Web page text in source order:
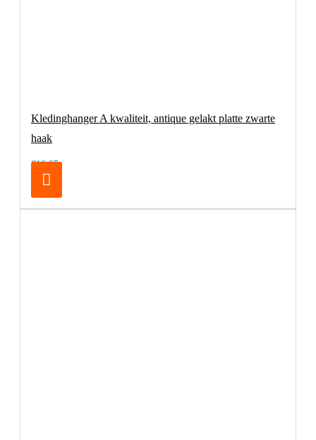
Kledinghanger A kwaliteit, antique gelakt platte zwarte
haak
€16,95